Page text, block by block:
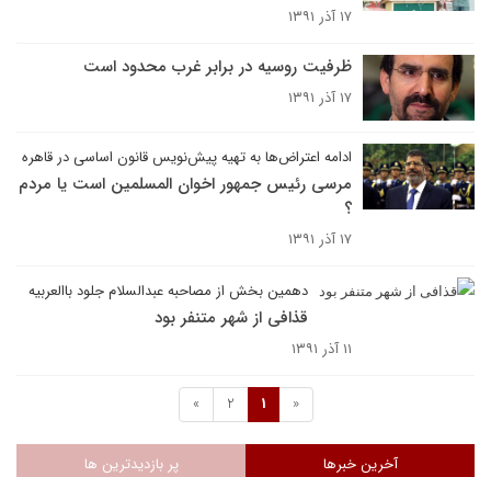
۱۷ آذر ۱۳۹۱
ظرفیت روسیه در برابر غرب محدود است
۱۷ آذر ۱۳۹۱
ادامه اعتراض‌ها به تهیه پیش‌نویس قانون اساسی در قاهره
مرسی رئیس جمهور اخوان المسلمین است یا مردم
؟
۱۷ آذر ۱۳۹۱
دهمین بخش از مصاحبه عبدالسلام جلود باالعربیه
قذافی از شهر متنفر بود
۱۱ آذر ۱۳۹۱
«
1
2
»
آخرین خبرها پر بازدیدترین ها